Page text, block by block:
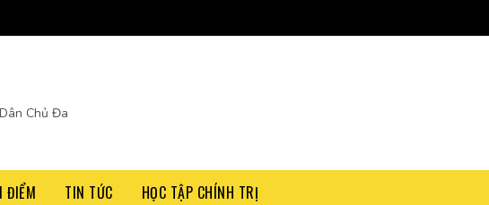
Chủ Đa
ĐIỂM TIN TỨC HỌC TẬP CHÍNH TRỊ